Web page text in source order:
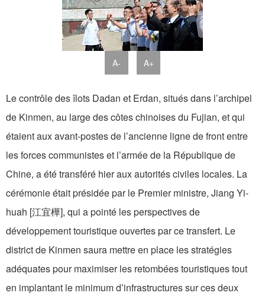
A- A+
Le contrôle des îlots Dadan et Erdan, situés dans l’archipel
de Kinmen, au large des côtes chinoises du Fujian, et qui
étaient aux avant-postes de l’ancienne ligne de front entre
les forces communistes et l’armée de la République de
Chine, a été transféré hier aux autorités civiles locales. La
cérémonie était présidée par le Premier ministre, Jiang Yi-
huah [江宜樺], qui a pointé les perspectives de
développement touristique ouvertes par ce transfert. Le
district de Kinmen saura mettre en place les stratégies
adéquates pour maximiser les retombées touristiques tout
en implantant le minimum d’infrastructures sur ces deux